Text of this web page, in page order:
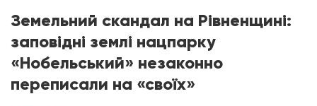
Земельний скандал на Рівненщині:
заповідні землі нацпарку
«Нобельський» незаконно
переписали на «своїх»